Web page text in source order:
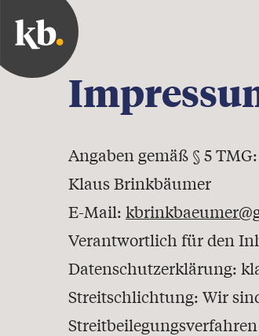
Angaben gemäß § 5 TMG:
Klaus Brinkbäumer
E-Mail:
Verantwortlich für den
Datenschutzerklärung:
Streitschlichtung: Wir